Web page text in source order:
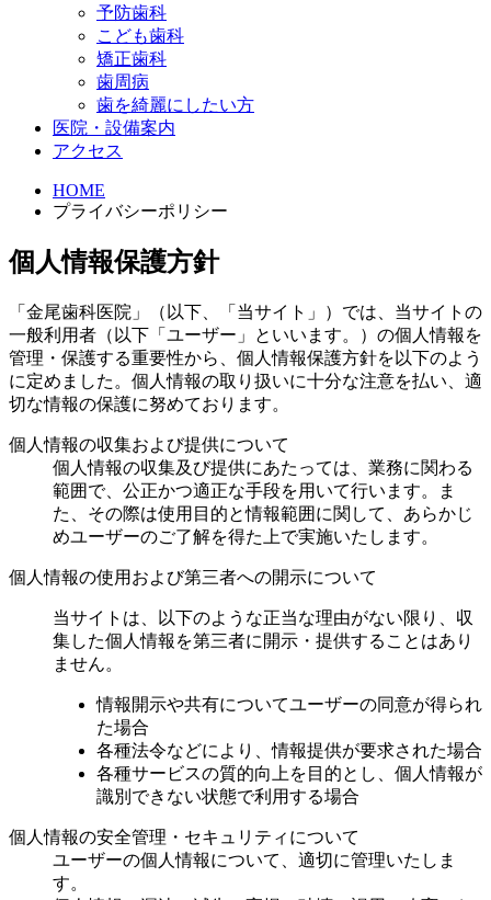
予防歯科
こども歯科
矯正歯科
歯周病
歯を綺麗にしたい方
医院・設備案内
アクセス
HOME
プライバシーポリシー
個人情報保護方針
「金尾歯科医院」（以下、「当サイト」）では、当サイトの
一般利用者（以下「ユーザー」といいます。）の個人情報を
管理・保護する重要性から、個人情報保護方針を以下のよう
に定めました。個人情報の取り扱いに十分な注意を払い、適
切な情報の保護に努めております。
個人情報の収集および提供について
個人情報の収集及び提供にあたっては、業務に関わる
範囲で、公正かつ適正な手段を用いて行います。ま
た、その際は使用目的と情報範囲に関して、あらかじ
めユーザーのご了解を得た上で実施いたします。
個人情報の使用および第三者への開示について
当サイトは、以下のような正当な理由がない限り、収
集した個人情報を第三者に開示・提供することはあり
ません。
情報開示や共有についてユーザーの同意が得られ
た場合
各種法令などにより、情報提供が要求された場合
各種サービスの質的向上を目的とし、個人情報が
識別できない状態で利用する場合
個人情報の安全管理・セキュリティについて
ユーザーの個人情報について、適切に管理いたしま
す。